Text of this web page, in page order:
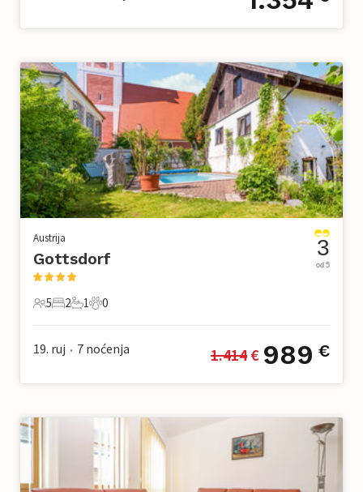
Austrija
Gottsdorf
5 Gosti
5
2 Spavaće sobe
2
1 Kupaonica
1
0 Kućni ljubimac
0
3
od 5
19. ruj • 7 noćenja 1.414 € 989 €